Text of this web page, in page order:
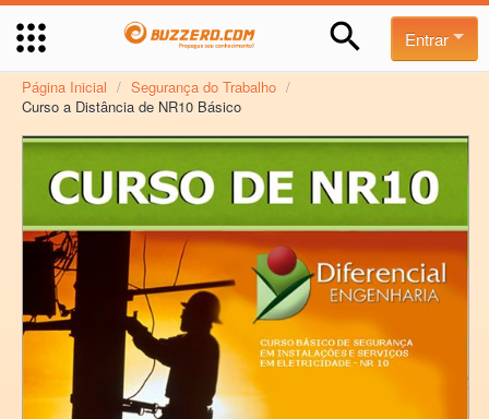
Entrar
Página Inicial / Segurança do Trabalho /
Curso a Distância de NR10 Básico